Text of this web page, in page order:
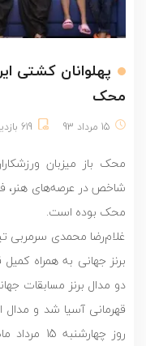
پهلوانان کشتی
محک
15 مرداد 93 619 بازدید
محک باز میزبان
شاخص در عرصه‌های هنر،
محک بوده است.
برنز جهانی به همراه
دو مدال برنز مسابقات
قهرمانی آسیا شد و مدال
روز